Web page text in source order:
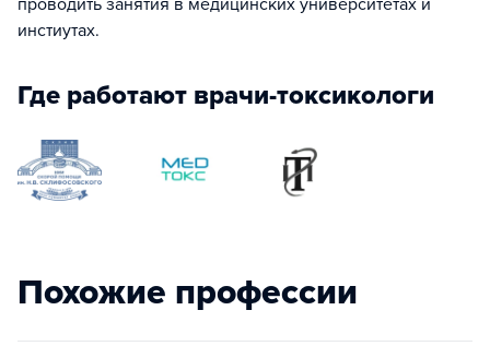
инстиутах.
Где работают врачи-токсикологи
Похожие профессии